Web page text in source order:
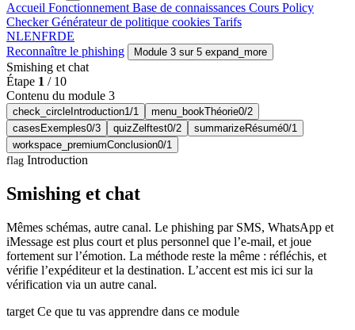
Accueil Fonctionnement Base de connaissances Cours Policy
CheckerGénérateur de politique cookies Tarifs
NLENFRDE
Reconnaître le phishing
Module 3 sur 5 expand_more
Smishing et chat
Étape 1 / 10
Contenu du module 3
check_circle Introduction1/1 menu_bookThéorie0/2
cases Exemples0/3 quizZelftest0/2 summarizeRésumé0/1
workspace_premiumConclusion0/1
flag Introduction
Smishing et chat
Mêmes schémas, autre canal. Le phishing par SMS, WhatsApp et
iMessage est plus court et plus personnel que l’e-mail, et joue
fortement sur l’émotion. La méthode reste la même : réfléchis, et
vérifie l’expéditeur et la destination. L’accent est mis ici sur la
vérification via un autre canal.
target Ce que tu vas apprendre dans ce module